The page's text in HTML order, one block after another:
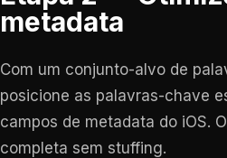
metadata
Com um conjunto-alvo de
posicione as palavras-chave
campos de metadata do iOS.
completa sem stuffing.